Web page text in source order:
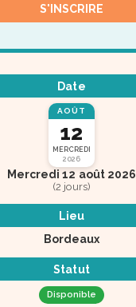
S'INSCRIRE
Date
AOÛT
12
MERCREDI
2026
Mercredi 12 août 2026
(2 jours)
Lieu
Bordeaux
Statut
Disponible